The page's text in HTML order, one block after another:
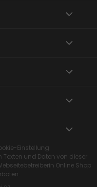
Einstellung
und Daten von dieser
Online Shop